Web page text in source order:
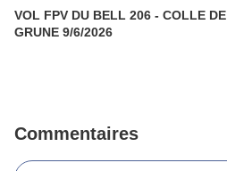
VOL FPV DU BELL 206 - COLLE DE
GRUNE 9/6/2026
Commentaires